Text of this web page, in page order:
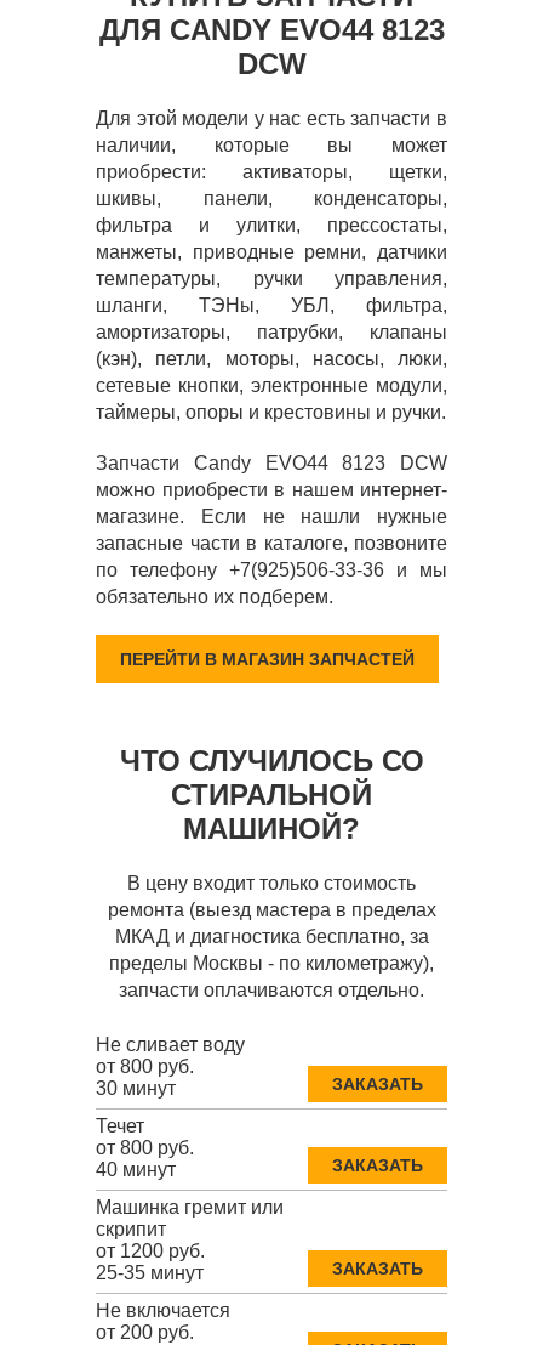
ДЛЯ CANDY EVO44 8123
DCW
Для этой модели у нас есть запчасти в
наличии, которые вы может
приобрести: активаторы, щетки,
шкивы, панели, конденсаторы,
фильтра и улитки, прессостаты,
манжеты, приводные ремни, датчики
температуры, ручки управления,
шланги, ТЭНы, УБЛ, фильтра,
амортизаторы, патрубки, клапаны
(кэн), петли, моторы, насосы, люки,
сетевые кнопки, электронные модули,
таймеры, опоры и крестовины и ручки.
Запчасти Candy EVO44 8123 DCW
можно приобрести в нашем интернет-
магазине. Если не нашли нужные
запасные части в каталоге, позвоните
по телефону +7(925)506-33-36 и мы
обязательно их подберем.
ПЕРЕЙТИ В МАГАЗИН ЗАПЧАСТЕЙ
ЧТО СЛУЧИЛОСЬ СО
СТИРАЛЬНОЙ
МАШИНОЙ?
В цену входит только стоимость
ремонта (выезд мастера в пределах
МКАД и диагностика бесплатно, за
пределы Москвы - по километражу),
запчасти оплачиваются отдельно.
Не сливает воду
от 800 руб.
30 минут
ЗАКАЗАТЬ
Течет
от 800 руб.
40 минут
ЗАКАЗАТЬ
Машинка гремит или
скрипит
от 1200 руб.
25-35 минут
ЗАКАЗАТЬ
Не включается
от 200 руб.